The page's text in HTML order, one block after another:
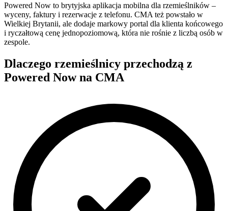
Powered Now to brytyjska aplikacja mobilna dla rzemieślników –
wyceny, faktury i rezerwacje z telefonu. CMA też powstało w
Wielkiej Brytanii, ale dodaje markowy portal dla klienta końcowego
i ryczałtową cenę jednopoziomową, która nie rośnie z liczbą osób w
zespole.
Dlaczego rzemieślnicy przechodzą z
Powered Now na CMA